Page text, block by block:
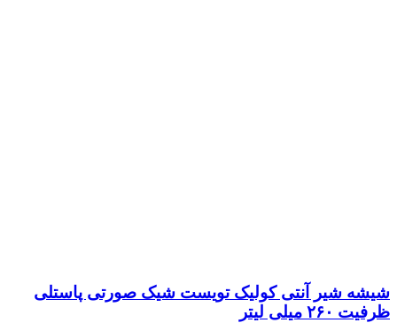
شیشه شیر آنتی کولیک تویست شیک صورتی پاستلی
ظرفیت ۲۶۰ میلی لیتر